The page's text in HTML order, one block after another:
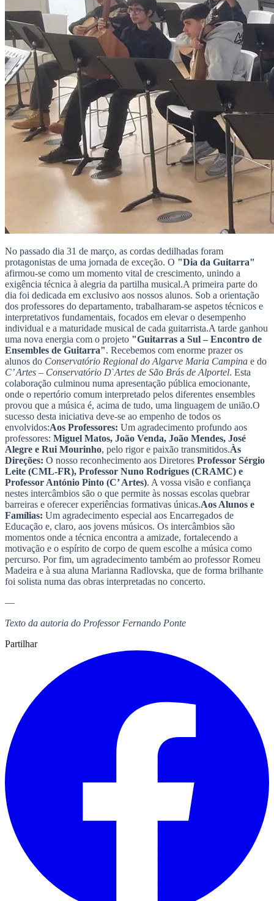
No passado dia 31 de março, as cordas dedilhadas foram
protagonistas de uma jornada de exceção. O "Dia da Guitarra"
afirmou-se como um momento vital de crescimento, unindo a
exigência técnica à alegria da partilha musical.A primeira parte do
dia foi dedicada em exclusivo aos nossos alunos. Sob a orientação
dos professores do departamento, trabalharam-se aspetos técnicos e
interpretativos fundamentais, focados em elevar o desempenho
individual e a maturidade musical de cada guitarrista.A tarde ganhou
uma nova energia com o projeto "Guitarras a Sul – Encontro de
Ensembles de Guitarra". Recebemos com enorme prazer os
alunos do Conservatório Regional do Algarve Maria Campina e do
C’ Artes – Conservatório DˋArtes de São Brás de Alportel. Esta
colaboração culminou numa apresentação pública emocionante,
onde o repertório comum interpretado pelos diferentes ensembles
provou que a música é, acima de tudo, uma linguagem de união.O
sucesso desta iniciativa deve-se ao empenho de todos os
envolvidos:Aos Professores: Um agradecimento profundo aos
professores: Miguel Matos, João Venda, João Mendes, José
Alegre e Rui Mourinho, pelo rigor e paixão transmitidos.Às
Direções: O nosso reconhecimento aos Diretores Professor Sérgio
Leite (CML-FR), Professor Nuno Rodrigues (CRAMC) e
Professor António Pinto (C’ Artes). A vossa visão e confiança
nestes intercâmbios são o que permite às nossas escolas quebrar
barreiras e oferecer experiências formativas únicas.Aos Alunos e
Famílias: Um agradecimento especial aos Encarregados de
Educação e, claro, aos jovens músicos. Os intercâmbios são
momentos onde a técnica encontra a amizade, fortalecendo a
motivação e o espírito de corpo de quem escolhe a música como
percurso. Por fim, um agradecimento também ao professor Romeu
Madeira e à sua aluna Marianna Radlovska, que de forma brilhante
foi solista numa das obras interpretadas no concerto.
—
Texto da autoria do Professor Fernando Ponte
Partilhar